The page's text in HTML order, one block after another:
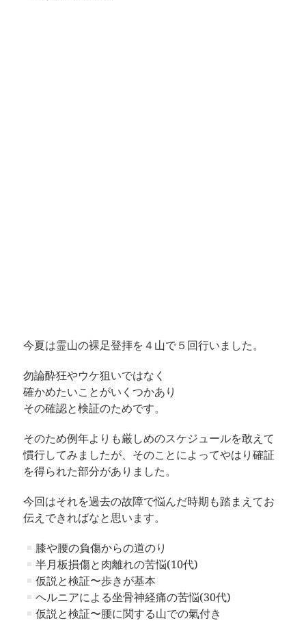
今夏は霊山の裸足登拝を４山で５回行いました。
勿論酔狂やウケ狙いではなく
確かめたいことがいくつかあり
その確認と検証のためです。
そのため例年よりも厳しめのスケジュールを敢えて
慣行してみましたが、そのことによってやはり確証
を得られた部分がありました。
今回はそれを過去の故障で悩んだ時期も踏まえてお
伝えできればなと思います。
膝や腰の負傷からの道のり
半月板損傷と肉離れの苦悩(10代)
仮説と検証〜歩きが基本
ヘルニアによる坐骨神経痛の苦悩(30代)
仮説と検証〜腰に関する山での氣付き